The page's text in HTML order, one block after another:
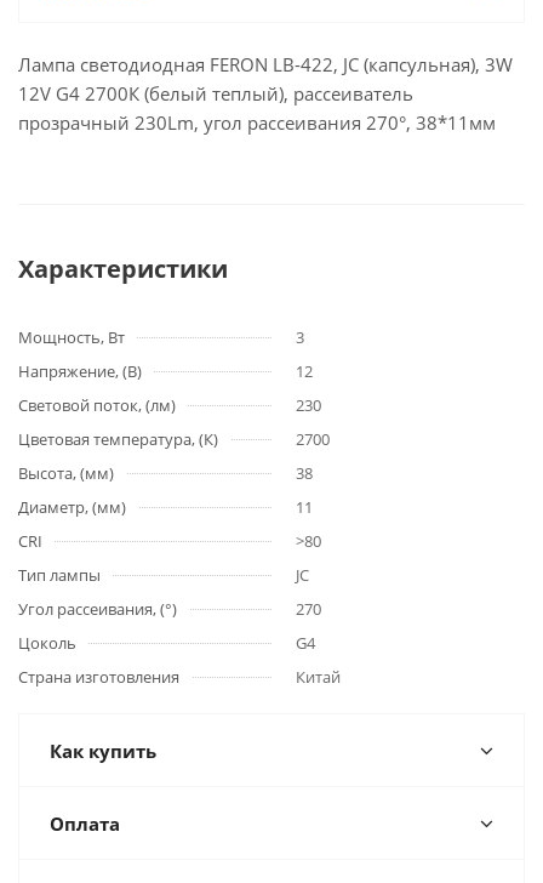
Лампа светодиодная FERON LB-422, JC (капсульная), 3W
12V G4 2700К (белый теплый), рассеиватель
прозрачный 230Lm, угол рассеивания 270°, 38*11мм
Характеристики
Мощность, Вт
3
Напряжение, (В)
12
Световой поток, (лм)
230
Цветовая температура, (К)
2700
Высота, (мм)
38
Диаметр, (мм)
11
CRI
>80
Тип лампы
JC
Угол рассеивания, (°)
270
Цоколь
G4
Страна изготовления
Китай
Как купить
Оплата